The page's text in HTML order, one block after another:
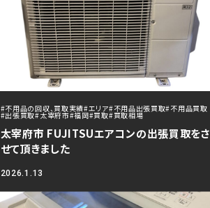
#不用品の回収、買取実績#エリア#不用品出張買取#不用品買取
#出張買取#太宰府市#福岡#買取#買取相場
太宰府市 FUJITSUエアコンの出張買取をさ
せて頂きました
2026.1.13